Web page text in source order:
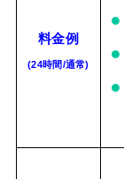
料金例
(24時間/通常)